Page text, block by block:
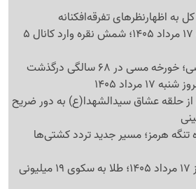
اظهارنظرهای تفرقه‌افکنانه
قیمت نقره امروز شنبه 17 مرداد 1405؛ شمش نقره وارد کانال 5
مسی در 68 سالگی درگذشت
مرداد 1405
حلقه عشاق سیدالشهدا(ع) به دور ضریح
تنگه هرمز؛ مسیر جدید تردد کشتی‌ها
قیمت طلا و سکه امروز 17 مرداد 1405؛ طلا به سکوی 19 میلیونی